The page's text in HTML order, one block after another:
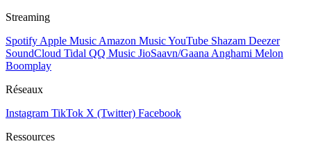
Streaming
Spotify Apple Music Amazon MusicYouTube Shazam Deezer
SoundCloud Tidal QQ Music JioSaavn/Gaana Anghami Melon
Boomplay
Réseaux
Instagram TikTok X (Twitter) Facebook
Ressources